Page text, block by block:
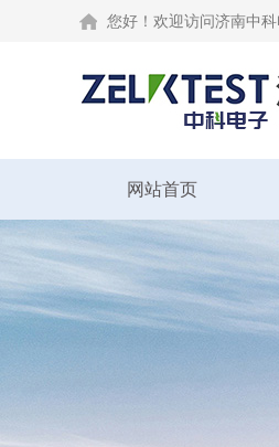
您好！欢迎访问济南中
网站首页